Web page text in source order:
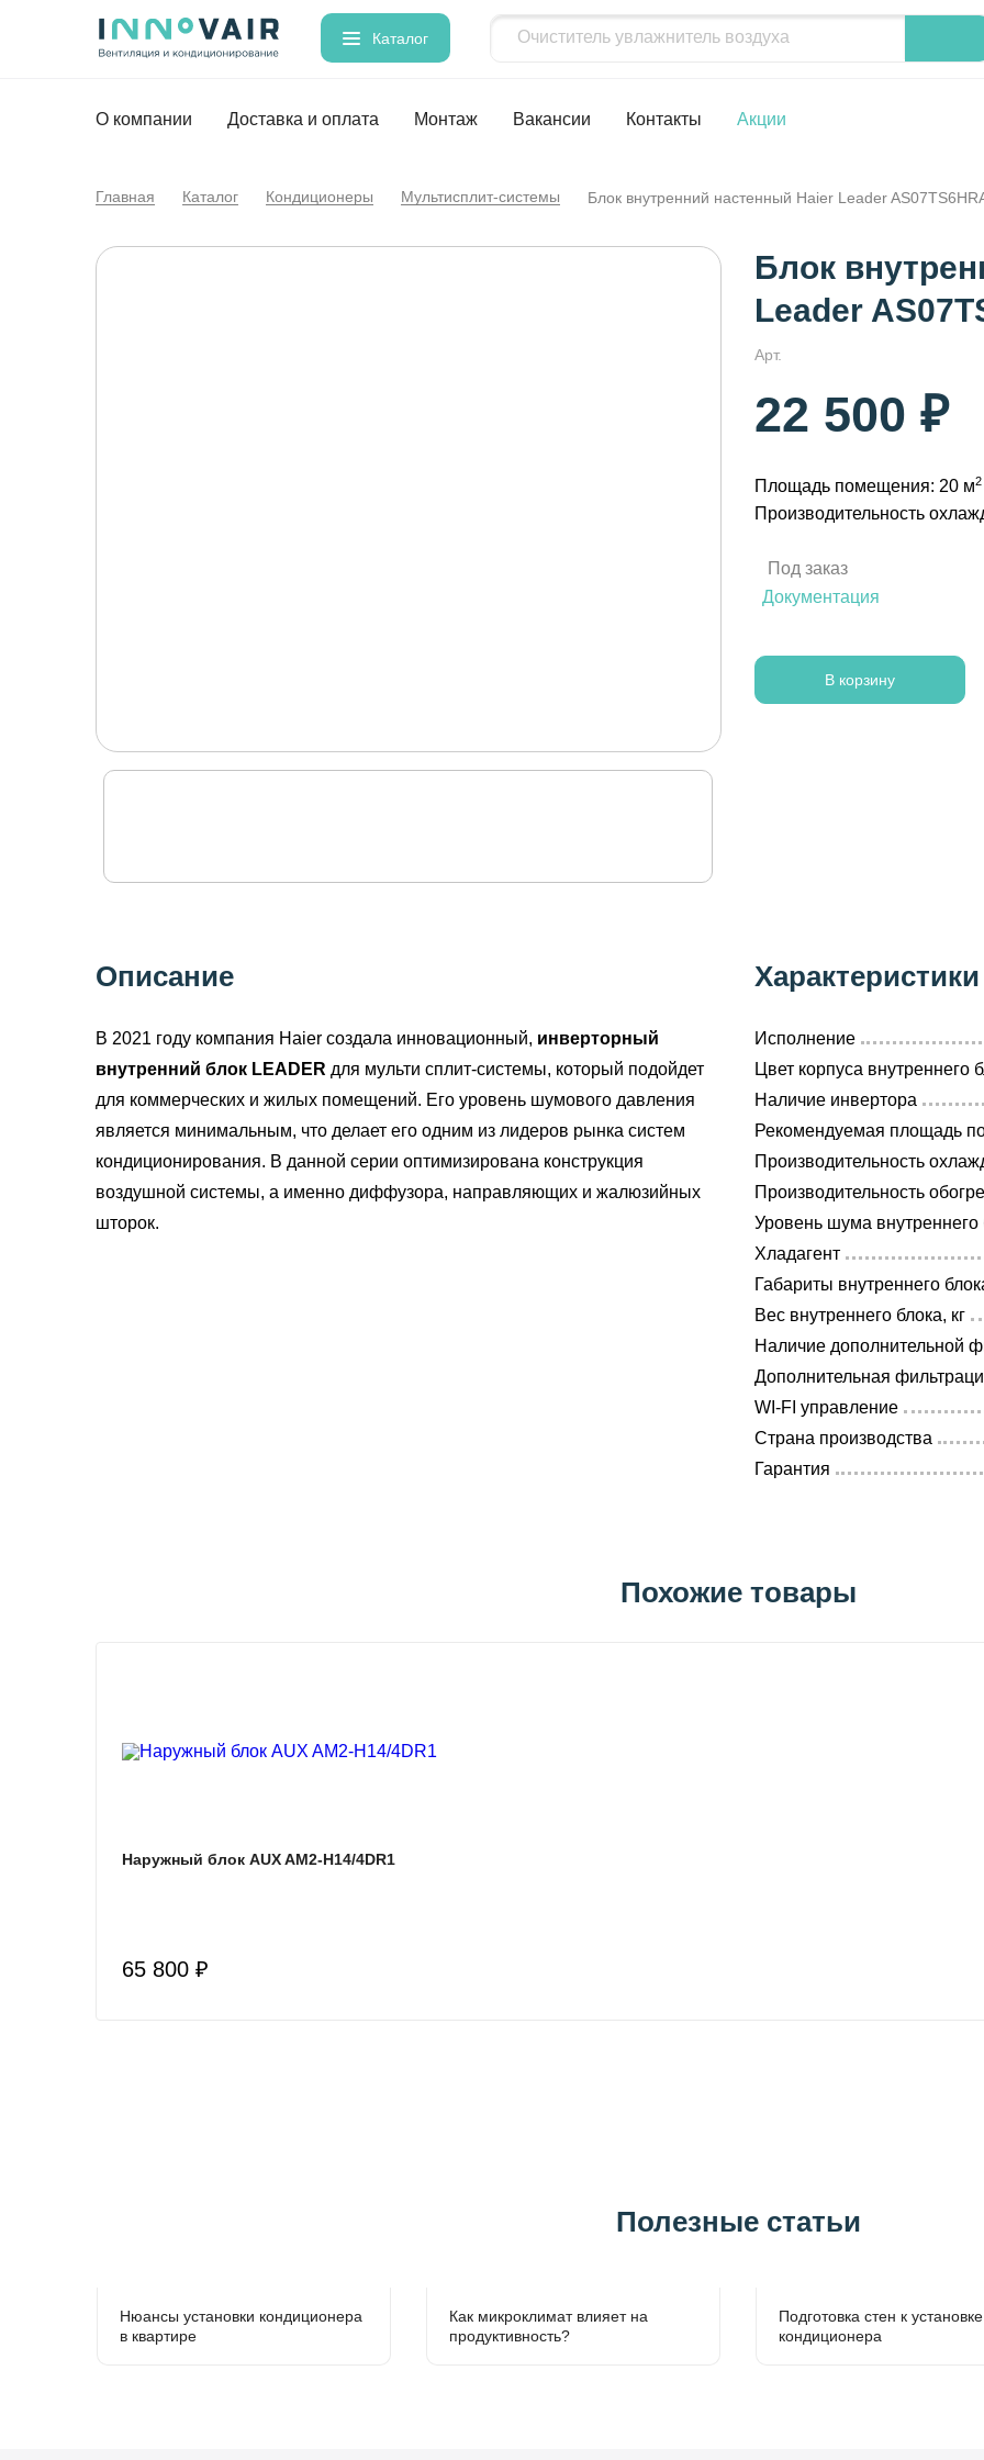
Каталог
О компании Доставка и оплата Монтаж Вакансии Контакты Акции
Главная Каталог Кондиционеры Мультисплит-системы Блок внутренний настенный Haier Leader
Блок
Leader
Арт.
22 500 ₽
Площадь помещения: 20 м2
Производительность
Под заказ
Документация
В корзину
Описание
В 2021 году компания Haier создала инновационный, инверторный
внутренний блок LEADER для мульти сплит-системы, который подойдет
для коммерческих и жилых помещений. Его уровень шумового давления
является минимальным, что делает его одним из лидеров рынка систем
кондиционирования. В данной серии оптимизирована конструкция
воздушной системы, а именно диффузора, направляющих и жалюзийных
шторок.
Характеристики
Исполнение
Цвет корпуса внутреннего
Наличие инвертора
Рекомендуемая площадь
Производительность
Производительность
Уровень шума внутреннего
Хладагент
Габариты внутреннего
Вес внутреннего блока, кг
Наличие дополнительной
Дополнительная
WI-FI управление
Страна производства
Гарантия
Похожие товары
Наружный блок AUX AM2-H14/4DR1
65 800 ₽
Полезные статьи
Нюансы установки кондиционера
в квартире
Как микроклимат влияет на
продуктивность?
Подготовка стен к установке
кондиционера